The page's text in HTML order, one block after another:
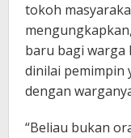
tokoh
baru bagi warga
dinilai pemimpin
dengan
“Beliau bukan